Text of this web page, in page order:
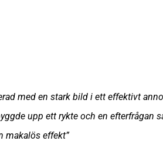
med en stark bild i ett effektivt
upp ett rykte och en efterfrågan
makalös effekt”